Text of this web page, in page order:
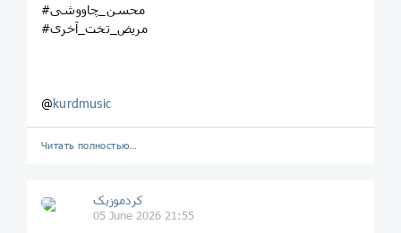
#محسن_چاووشی
#مریض_تخت_آخری
@kurdmusic
Читать полностью…
کردموزیک
05 June 2026 21:55